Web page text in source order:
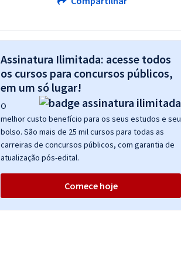
Assinatura Ilimitada: acesse todos
os cursos para concursos públicos,
em um só lugar!
O
melhor custo benefício para os seus estudos e seu
bolso. São mais de 25 mil cursos para todas as
carreiras de concursos públicos, com garantia de
atualização pós-edital.
Comece hoje